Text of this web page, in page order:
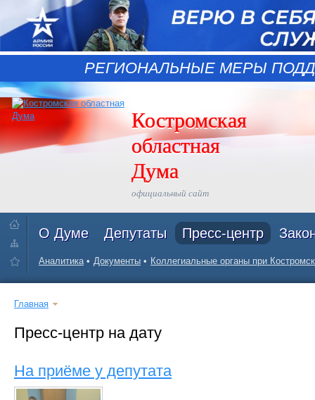
РЕГИОНАЛЬНЫЕ МЕРЫ
Костромская
областная
Дума
официальный сайт
О Думе Депутаты Пресс-центр
Аналитика Документы Коллегиальные органы при
Главная
Пресс-центр на дату
На приёме у депутата